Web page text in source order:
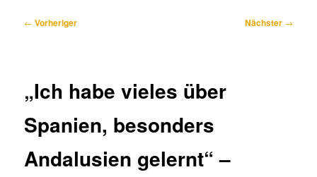
Beitragsnavigation
← Vorheriger Nächster →
„Ich habe vieles über
Spanien, besonders
Andalusien gelernt“ –